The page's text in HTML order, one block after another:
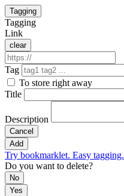
Tagging
Tagging
Link
clear
Tag
To store right away
Title
Description
Cancel
Add
Try bookmarklet. Easy tagging.
Do you want to delete?
No
Yes